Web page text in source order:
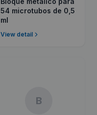
54 microtubos de 0,5
ml
View detail
B